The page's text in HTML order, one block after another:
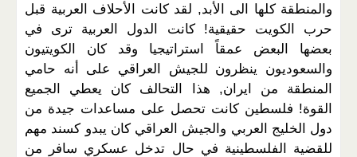
والمنطقة كلها الى الأبد, لقد كانت الأحلاف العربية قبل
حرب الكويت حقيقية! كانت الدول العربية ترى في
بعضها البعض عمقاً استراتيجيا وقد كان الكويتيون
والسعوديون ينظرون للجيش العراقي على أنه حامي
المنطقة من ايران, هذا التحالف كان يعطي الجميع
القوة! فلسطين كانت تحصل على مساعدات جيدة من
دول الخليج العربي والجيش العراقي كان يبدو كسند مهم
للقضية الفلسطينية في حال تدخل عسكري سافر من